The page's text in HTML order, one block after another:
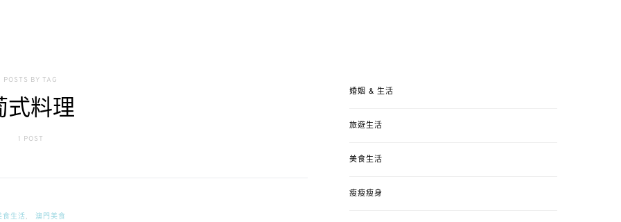
POSTS BY TAG
式料理
1 POST
食生活 澳門美食
婚姻 & 生活
旅遊生活
美食生活
瘦瘦瘦身